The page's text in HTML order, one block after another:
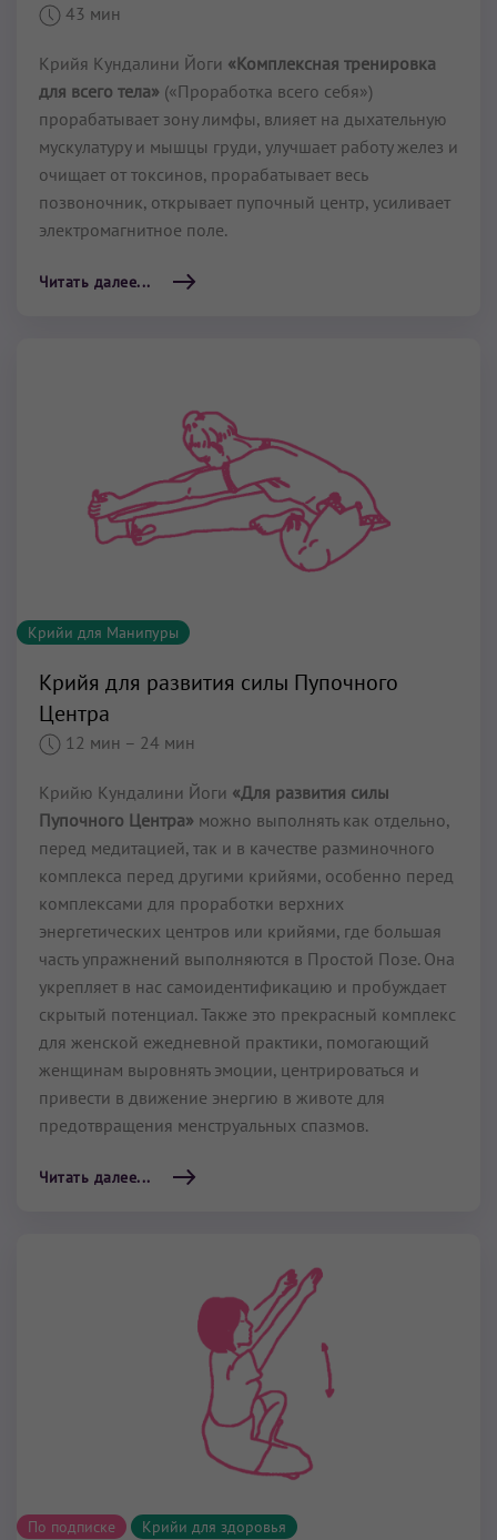
43 мин
Крийя Кундалини Йоги «Комплексная тренировка
для всего тела» («Проработка всего себя»)
прорабатывает зону лимфы, влияет на дыхательную
мускулатуру и мышцы груди, улучшает работу желез и
очищает от токсинов, прорабатывает весь
позвоночник, открывает пупочный центр, усиливает
электромагнитное поле.
Читать далее...
Крийи для Манипуры
Крийя для развития силы Пупочного
Центра
12 мин – 24 мин
Крийю Кундалини Йоги «Для развития силы
Пупочного Центра» можно выполнять как отдельно,
перед медитацией, так и в качестве разминочного
комплекса перед другими крийями, особенно перед
комплексами для проработки верхних
энергетических центров или крийями, где большая
часть упражнений выполняются в Простой Позе. Она
укрепляет в нас самоидентификацию и пробуждает
скрытый потенциал. Также это прекрасный комплекс
для женской ежедневной практики, помогающий
женщинам выровнять эмоции, центрироваться и
привести в движение энергию в животе для
предотвращения менструальных спазмов.
Читать далее...
По подписке Крийи для здоровья